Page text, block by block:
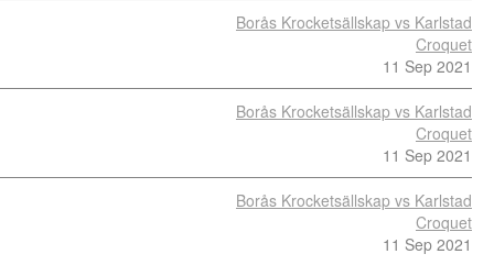
Borås Krocketsällskap vs Karlstad
Croquet
11 Sep 2021
Borås Krocketsällskap vs Karlstad
Croquet
11 Sep 2021
Borås Krocketsällskap vs Karlstad
Croquet
11 Sep 2021